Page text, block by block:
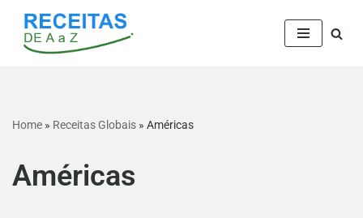
Pular
Home » Receitas Globais » Américas
Américas